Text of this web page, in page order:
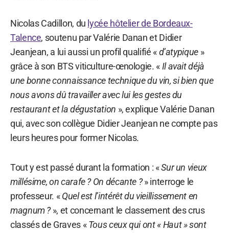
Nicolas Cadillon, du lycée hôtelier de Bordeaux-
Talence, soutenu par Valérie Danan et Didier
Jeanjean, a lui aussi un profil qualifié «d’atypique»
grâce à son BTS viticulture-œnologie. «Il avait déjà
une bonne connaissance technique du vin, si bien que
nous avons dû travailler avec lui les gestes du
restaurant et la dégustation », explique Valérie Danan
qui, avec son collègue Didier Jeanjean ne compte pas
leurs heures pour former Nicolas.
Tout y est passé durant la formation : «Sur un vieux
millésime, on carafe ? On décante ?» interroge le
professeur. «Quel est l’intérêt du vieillissement en
magnum ?», et concernant le classement des crus
classés de Graves «Tous ceux qui ont « Haut » sont